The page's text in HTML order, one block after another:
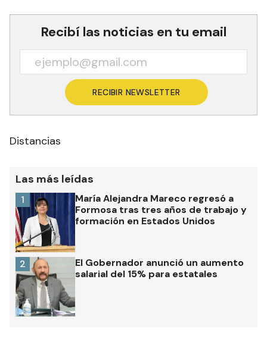
Recibí las noticias en tu email
RECIBIR NEWSLETTER
Distancias
Las más leídas
María Alejandra Mareco regresó a
Formosa tras tres años de trabajo y
formación en Estados Unidos
1
El Gobernador anunció un aumento
salarial del 15% para estatales
2